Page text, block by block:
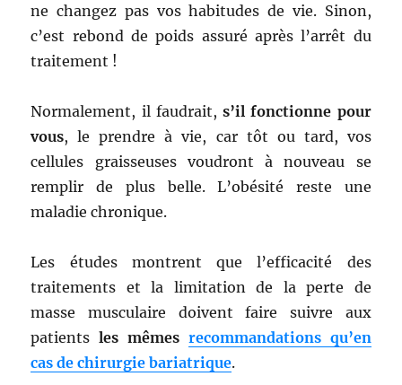
ne changez pas vos habitudes de vie. Sinon,
c’est rebond de poids assuré après l’arrêt du
traitement !
Normalement, il faudrait,s’il fonctionne pour
vous, le prendre à vie, car tôt ou tard, vos
cellules graisseuses voudront à nouveau se
remplir de plus belle. L’obésité reste une
maladie chronique.
Les études montrent que l’efficacité des
traitements et la limitation de la perte de
masse musculaire doivent faire suivre aux
patients les mêmes recommandations qu’en
cas de chirurgie bariatrique.